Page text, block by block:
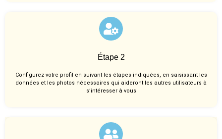
Étape 2
Configurez votre profil en suivant les étapes indiquées, en saisissant les
données et les photos nécessaires qui aideront les autres utilisateurs à
s’intéresser à vous